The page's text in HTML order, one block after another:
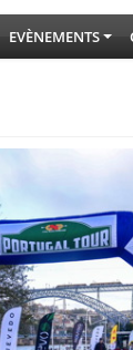
EVÈNEMENTS